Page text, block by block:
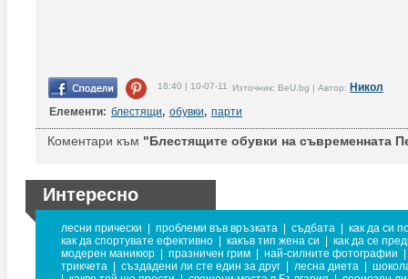
18:40 | 10-07-11 Източник: BeU.bg | Автор: Никол
Елементи: блестящи, обувки, парти
Коментари към "Блестящите обувки на съвременната
Интересно
лесни прически проблеми във връзката съдбата
как да си
как да спортувате ефективно
какъв тип жена си
как да се
модерен маникюр
празничен грим най-силните фотографии
трикчета
създадени ли сте един за друг лесна диета